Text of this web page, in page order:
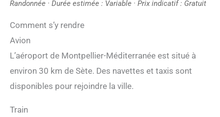
Randonnée · Durée estimée : Variable · Prix indicatif : Gratuit
Comment s’y rendre
Avion
L’aéroport de Montpellier-Méditerranée est situé à
environ 30 km de Sète. Des navettes et taxis sont
disponibles pour rejoindre la ville.
Train